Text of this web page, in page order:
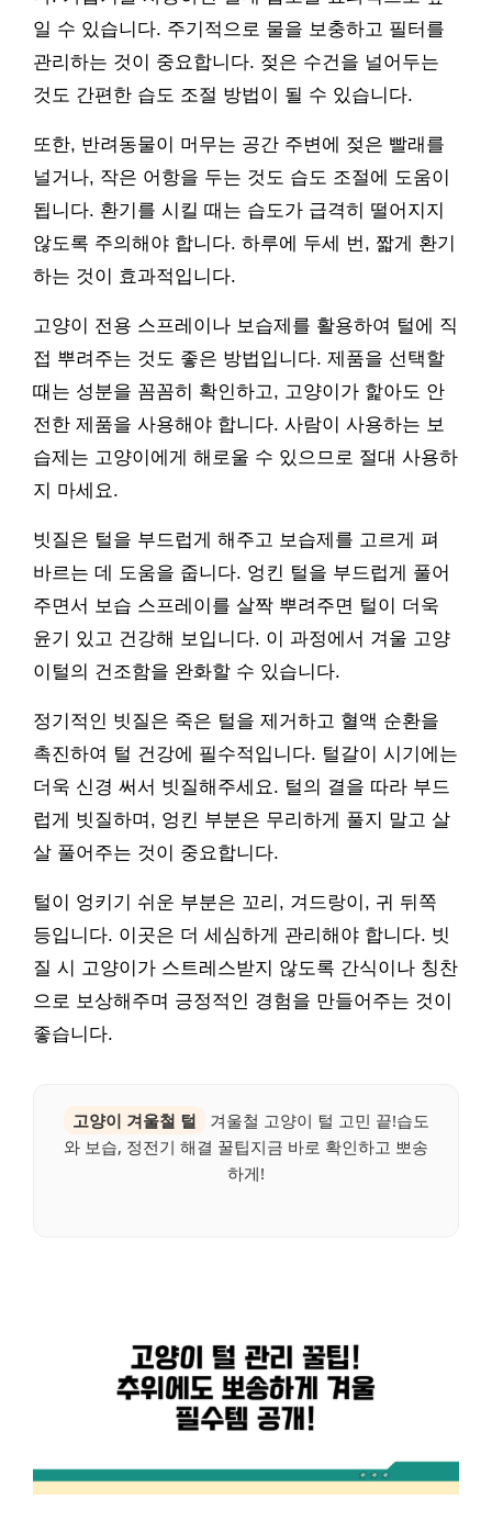
일 수 있습니다. 주기적으로 물을 보충하고 필터를
관리하는 것이 중요합니다. 젖은 수건을 널어두는
것도 간편한 습도 조절 방법이 될 수 있습니다.
또한, 반려동물이 머무는 공간 주변에 젖은 빨래를
널거나, 작은 어항을 두는 것도 습도 조절에 도움이
됩니다. 환기를 시킬 때는 습도가 급격히 떨어지지
않도록 주의해야 합니다. 하루에 두세 번, 짧게 환기
하는 것이 효과적입니다.
고양이 전용 스프레이나 보습제를 활용하여 털에 직
접 뿌려주는 것도 좋은 방법입니다. 제품을 선택할
때는 성분을 꼼꼼히 확인하고, 고양이가 핥아도 안
전한 제품을 사용해야 합니다. 사람이 사용하는 보
습제는 고양이에게 해로울 수 있으므로 절대 사용하
지 마세요.
빗질은 털을 부드럽게 해주고 보습제를 고르게 펴
바르는 데 도움을 줍니다. 엉킨 털을 부드럽게 풀어
주면서 보습 스프레이를 살짝 뿌려주면 털이 더욱
윤기 있고 건강해 보입니다. 이 과정에서 겨울 고양
이털의 건조함을 완화할 수 있습니다.
정기적인 빗질은 죽은 털을 제거하고 혈액 순환을
촉진하여 털 건강에 필수적입니다. 털갈이 시기에는
더욱 신경 써서 빗질해주세요. 털의 결을 따라 부드
럽게 빗질하며, 엉킨 부분은 무리하게 풀지 말고 살
살 풀어주는 것이 중요합니다.
털이 엉키기 쉬운 부분은 꼬리, 겨드랑이, 귀 뒤쪽
등입니다. 이곳은 더 세심하게 관리해야 합니다. 빗
질 시 고양이가 스트레스받지 않도록 간식이나 칭찬
으로 보상해주며 긍정적인 경험을 만들어주는 것이
좋습니다.
고양이 겨울철 털
겨울철 고양이 털 고민 끝!습도
와 보습, 정전기 해결 꿀팁지금 바로 확인하고 뽀송
하게!